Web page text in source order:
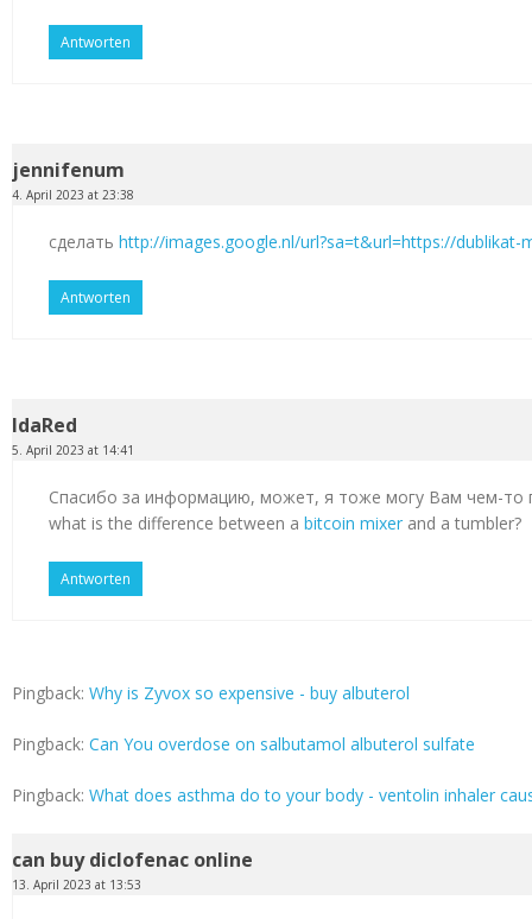
Antworten
jennifenum
4. April 2023 at 23:38
сделать http://images.google.nl/url?sa=t&url=https://dublikat-
Antworten
IdaRed
5. April 2023 at 14:41
Спасибо за информацию, может, я тоже могу Вам чем-то
what is the difference between a bitcoin mixer and a tumbler?
Antworten
Pingback: Why is Zyvox so expensive - buy albuterol
Pingback: Can You overdose on salbutamol albuterol sulfate
Pingback: What does asthma do to your body - ventolin inhaler
can buy diclofenac online
13. April 2023 at 13:53